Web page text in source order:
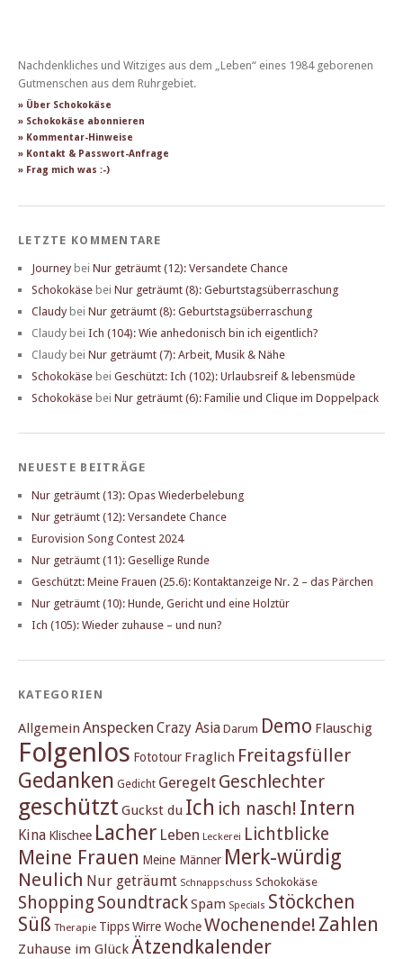
Nachdenkliches und Witziges aus dem „Leben“ eines 1984 geborenen
Gutmenschen aus dem Ruhrgebiet.
» Über Schokokäse
» Schokokäse abonnieren
» Kommentar-Hinweise
» Kontakt & Passwort-Anfrage
» Frag mich was :-)
LETZTE KOMMENTARE
Journey bei Nur geträumt (12): Versandete Chance
Schokokäse bei Nur geträumt (8): Geburtstagsüberraschung
Claudy bei Nur geträumt (8): Geburtstagsüberraschung
Claudy bei Ich (104): Wie anhedonisch bin ich eigentlich?
Claudy bei Nur geträumt (7): Arbeit, Musik & Nähe
Schokokäse bei Geschützt: Ich (102): Urlaubsreif & lebensmüde
Schokokäse bei Nur geträumt (6): Familie und Clique im Doppelpack
NEUESTE BEITRÄGE
Nur geträumt (13): Opas Wiederbelebung
Nur geträumt (12): Versandete Chance
Eurovision Song Contest 2024
Nur geträumt (11): Gesellige Runde
Geschützt: Meine Frauen (25.6): Kontaktanzeige Nr. 2 – das Pärchen
Nur geträumt (10): Hunde, Gericht und eine Holztür
Ich (105): Wieder zuhause – und nun?
KATEGORIEN
Allgemein Anspecken Crazy Asia Darum Demo Flauschig
Folgenlos Fototour Fraglich Freitagsfüller
Gedanken Gedicht Geregelt Geschlechter
geschützt Guckst du Ich ich nasch! Intern
Kina Klischee Lacher Leben Leckerei Lichtblicke
Meine Frauen Meine Männer Merk-würdig
Neulich Nur geträumt Schnappschuss Schokokäse
Shopping SoundtrackSpam Specials Stöckchen
Süß Therapie TippsWirre WocheWochenende! Zahlen
Zuhause im Glück Ätzendkalender